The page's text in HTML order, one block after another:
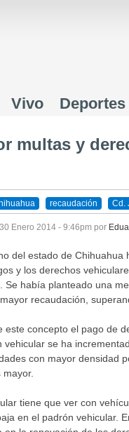
Vivo Deportes
multas y
recaudación Cd.
30 Enero 2014 - 9:46pm por
del estado de Chihuahua
y los derechos
Se había planteado una
recaudación,
este concepto el pago de
se ha
con mayor densidad
tiene que ver con
en el padrón vehicular.